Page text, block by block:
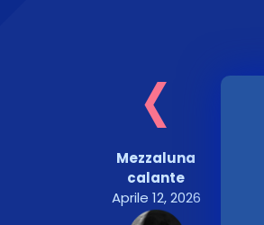
‹
Mezzaluna
calante
Aprile 12, 2026